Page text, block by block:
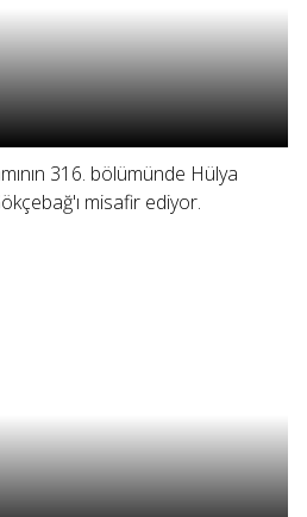
316. bölümünde Hülya
misafir ediyor.